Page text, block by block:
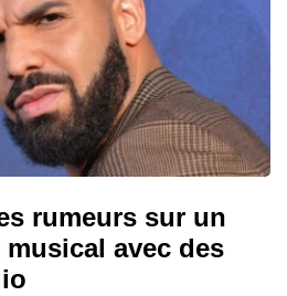
rumeurs sur un
avec des